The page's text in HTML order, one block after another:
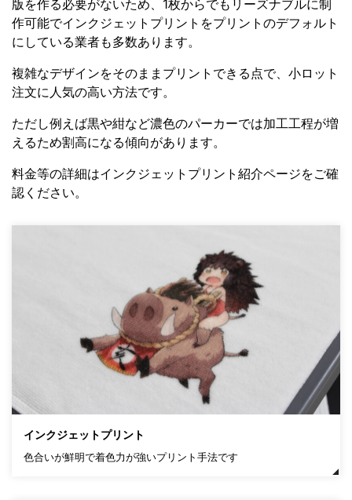
版を作る必要がないため、1枚からでもリーズナブルに制
作可能でインクジェットプリントをプリントのデフォルト
にしている業者も多数あります。
複雑なデザインをそのままプリントできる点で、小ロット
注文に人気の高い方法です。
ただし例えば黒や紺など濃色のパーカーでは加工工程が増
えるため割高になる傾向があります。
料金等の詳細はインクジェットプリント紹介ページをご確
認ください。
インクジェットプリント
色合いが鮮明で着色力が強いプリント手法です